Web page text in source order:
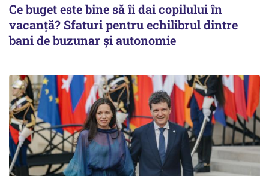
Ce buget este bine să îi dai copilului în
vacanță? Sfaturi pentru echilibrul dintre
bani de buzunar și autonomie